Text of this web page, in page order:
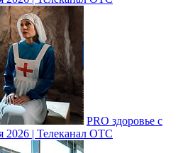
PRO здоровье с
2026 | Телеканал ОТС